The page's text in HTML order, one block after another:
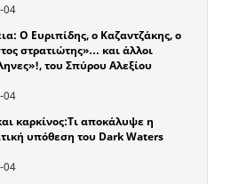
04
Ο Ευριπίδης, ο Καζαντζάκης, ο
στρατιώτης»… και άλλοι
του Σπύρου Αλεξίου
04
καρκίνος:Τι αποκάλυψε η
υπόθεση του Dark Waters
04